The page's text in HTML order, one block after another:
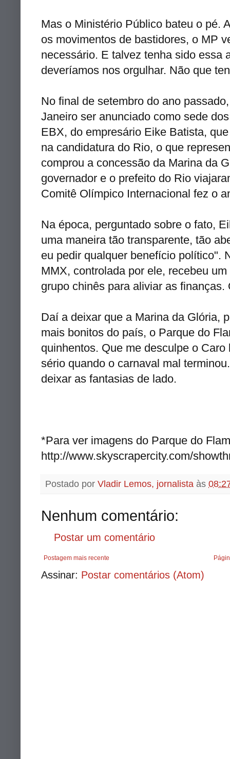
Mas o Ministério Público bateu o pé.
os movimentos de bastidores, o MP
necessário. E talvez tenha sido essa
deveríamos nos orgulhar. Não que
No final de setembro do ano
Janeiro ser anunciado como sede
EBX, do empresário Eike Batista,
na candidatura do Rio, o que
comprou a concessão da Marina da
governador e o prefeito do Rio
Comitê Olímpico Internacional fez o
Na época, perguntado sobre o fato,
uma maneira tão transparente, tão
eu pedir qualquer benefício político".
MMX, controlada por ele, recebeu
grupo chinês para aliviar as
Daí a deixar que a Marina da Glória,
mais bonitos do país, o Parque do
quinhentos. Que me desculpe o
sério quando o carnaval mal
deixar as fantasias de lado.
*Para ver imagens do Parque do
http://www.skyscrapercity.com/
Postado por Vladir Lemos, jornalista às
Nenhum comentário:
Postar um comentário
Postagem mais recente
Assinar: Postar comentários (Atom)